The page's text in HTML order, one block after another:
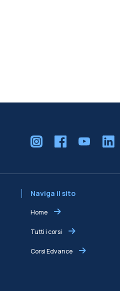
Naviga il sito
Home
Tutti i corsi
Corsi Edvance